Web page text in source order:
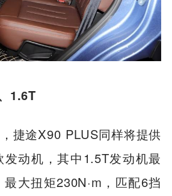
1.6T
捷途X90 PLUS同样将提供
动机，其中1.5T发动机最
大扭矩230N·m，匹配6挡